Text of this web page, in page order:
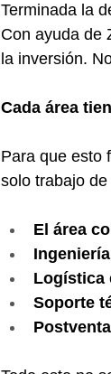
Terminada la
Con ayuda de
la inversión.
Cada área
Para que esto
solo trabajo
El área
Ingeniería
Logística
Soporte